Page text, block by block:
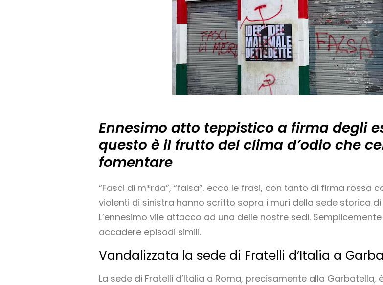
Ennesimo atto teppistico a firma degli
questo è il frutto del clima d’odio che
fomentare
“Fasci di m*rda”, “falsa”, ecco le frasi, con tanto di firma rossa
violenti di sinistra hanno scritto sopra i muri della sede storica di
L’ennesimo vile attacco ad una delle nostre sedi.
accadere episodi simili.
Vandalizzata la sede di Fratelli d’Italia a
La sede di Fratelli d’Italia a Roma, precisamente alla